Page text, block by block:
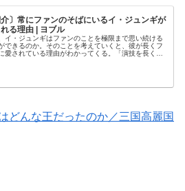
介〕常にファンのそばにいるイ・ジュンギが
る理由 | ヨブル
イ・ジュンギはファンのことを極限まで思い続ける
できるのか。そのことを考えていくと、彼が長くフ
愛されている理由がわかってくる。「演技を長くす
どんな王だったのか／三国高麗国